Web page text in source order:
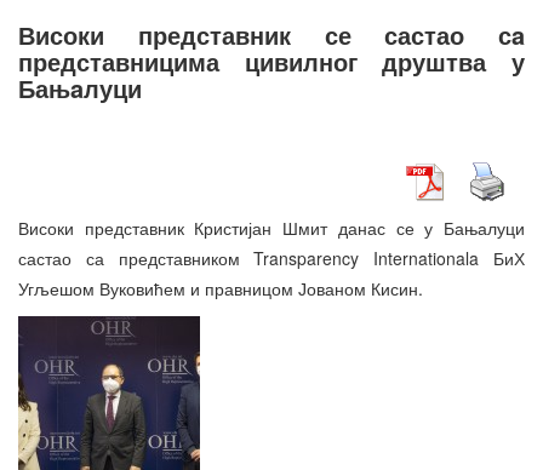
Високи представник се састао сa
представницима цивилног друштва у
Бањaлуци
Високи представник Кристијан Шмит данас се у Бањалуци
састао са представником Transparency Internationala БиХ
Угљешом Вуковићем и правницом Јованом Кисин.